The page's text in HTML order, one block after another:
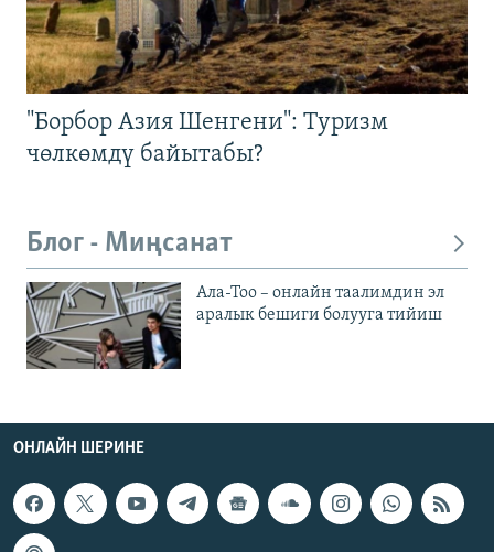
"Борбор Азия Шенгени": Туризм
чөлкөмдү байытабы?
Блог - Миңсанат
Ала-Тоо – онлайн таалимдин эл
аралык бешиги болууга тийиш
ОНЛАЙН ШЕРИНЕ